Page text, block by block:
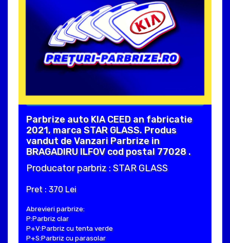
Parbrize auto KIA CEED an fabricatie
2021, marca STAR GLASS. Produs
vandut de Vanzari Parbrize in
BRAGADIRU ILFOV cod postal 77028 .
Producator parbriz : STAR GLASS
Pret : 370 Lei
Abrevieri parbrize:
P:Parbriz clar
P+V:Parbriz cu tenta verde
P+S:Parbriz cu parasolar